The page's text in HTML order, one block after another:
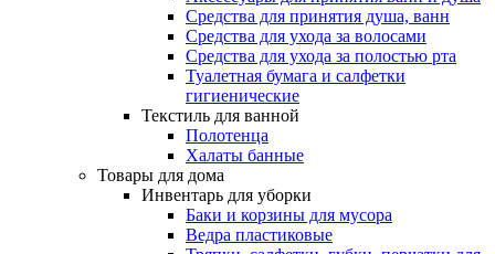
Средства для принятия душа, ванн
Средства для ухода за волосами
Средства для ухода за полостью рта
Туалетная бумага и салфетки
гигиенические
Текстиль для ванной
Полотенца
Халаты банные
Товары для дома
Инвентарь для уборки
Баки и корзины для мусора
Ведра пластиковые